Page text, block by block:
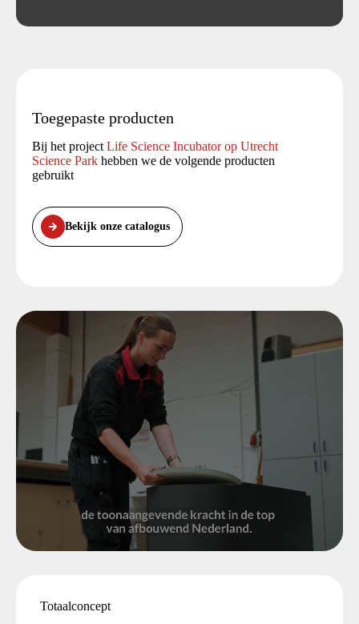
Toegepaste producten
Bij het project Life Science Incubator op Utrecht
Science Park hebben we de volgende producten
gebruikt
Bekijk onze catalogus
Totaalconcept